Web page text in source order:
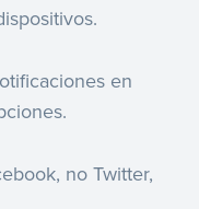
en
no Twitter,